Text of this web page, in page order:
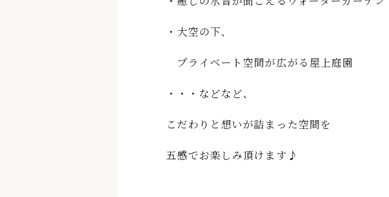
・大空の下、
プライベート空間が広がる屋上庭園
・・・などなど、
こだわりと想いが詰まった空間を
五感でお楽しみ頂けます♪